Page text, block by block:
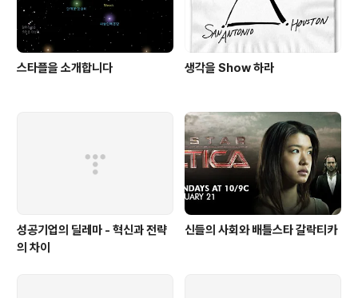
스타플을 소개합니다 생각을 Show 하라
성공기업의 딜레마 - 혁신과 전략
의 차이
신들의 사회와 배틀스타 갈락티카